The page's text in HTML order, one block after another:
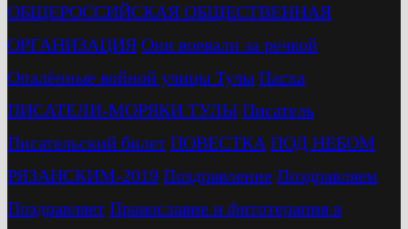
ОБЩЕРОССИЙСКАЯ ОБЩЕСТВЕННАЯ
ОРГАНИЗАЦИЯ Они воевали за речкой
Опалённые войной улицы Тулы Пасха
ПИСАТЕЛИ-МОРЯКИ ТУЛЫ Писатель
Писательский билет ПОВЕСТКА ПОД НЕБОМ
РЯЗАНСКИМ-2019 Поздравление Поздравляем
Поздравляет Православие и фитотерапия в